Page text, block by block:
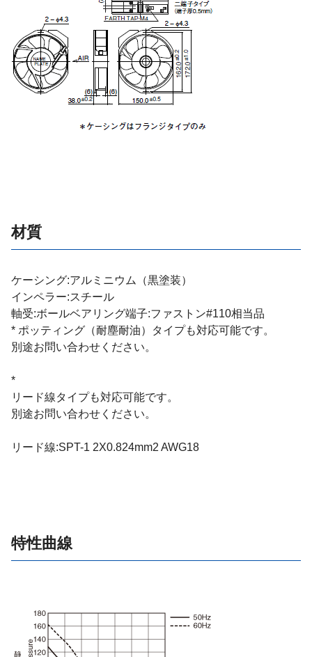
材質
ケーシング:アルミニウム（黒塗装）
インペラー:スチール
軸受:ボールベアリング端子:ファストン#110相当品
* ポッティング（耐塵耐油）タイプも対応可能です。
別途お問い合わせください。
*
リード線タイプも対応可能です。
別途お問い合わせください。
リード線:SPT-1 2X0.824mm2 AWG18
特性曲線